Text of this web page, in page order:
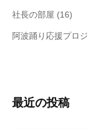
社長の部屋 (16)
阿波踊り応援プロ
最近の投稿